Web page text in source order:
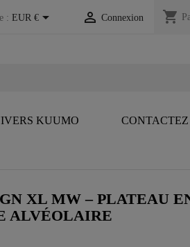
: EUR €  Connexion shopping_cart
KUUMO
XL MW – PLATEAU
ALVÉOLAIRE